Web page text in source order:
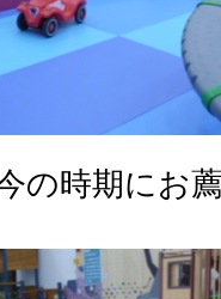
の時期にお